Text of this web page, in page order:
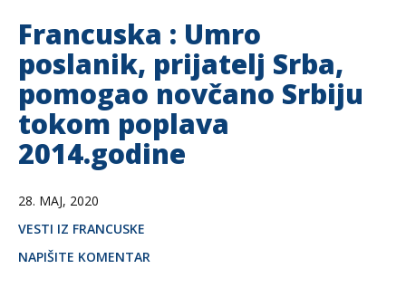
Francuska : Umro
poslanik, prijatelj Srba,
pomogao novčano Srbiju
tokom poplava
2014.godine
28. MAJ, 2020
VESTI IZ FRANCUSKE
NAPIŠITE KOMENTAR